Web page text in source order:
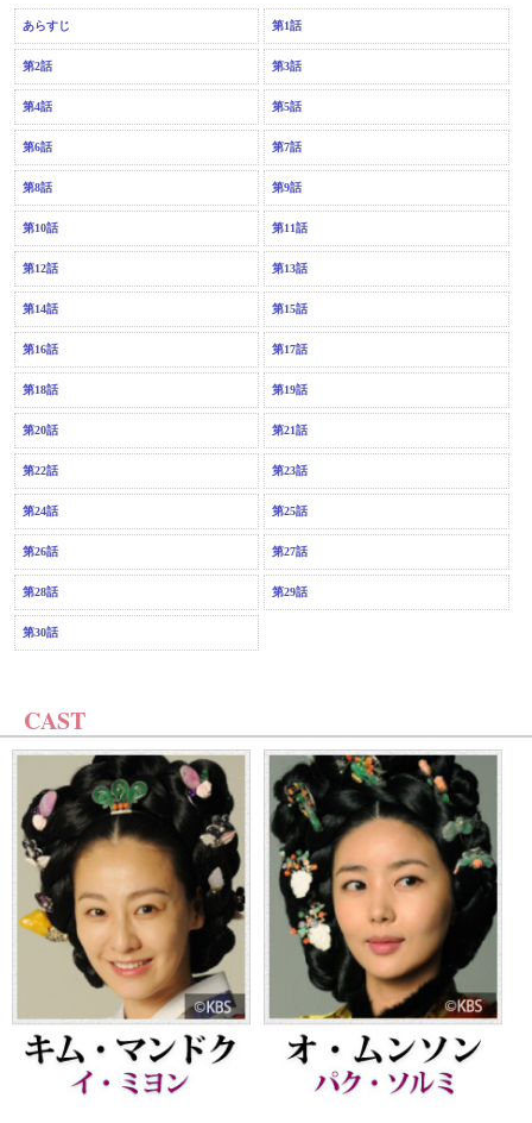
あらすじ 第1話
第2話 第3話
第4話 第5話
第6話 第7話
第8話 第9話
第10話 第11話
第12話 第13話
第14話 第15話
第16話 第17話
第18話 第19話
第20話 第21話
第22話 第23話
第24話 第25話
第26話 第27話
第28話 第29話
第30話
CAST